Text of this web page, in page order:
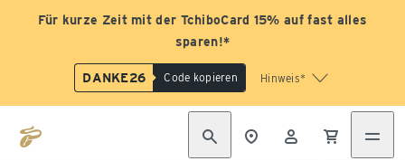
Für kurze Zeit mit der TchiboCard 15% auf fast alles
sparen!*
DANKE26 Code kopieren Hinweis*